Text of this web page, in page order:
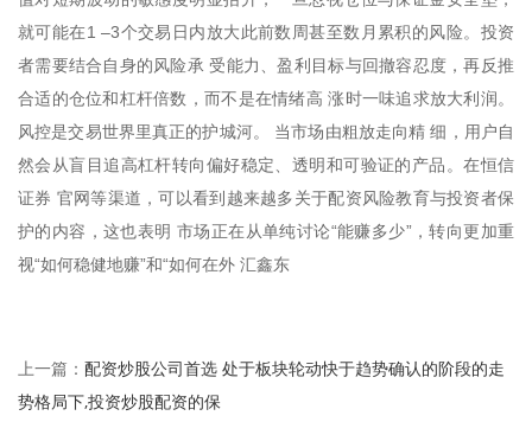
就可能在1 –3个交易日内放大此前数周甚至数月累积的风险。投资
者需要结合自身的风险承 受能力、盈利目标与回撤容忍度，再反推
合适的仓位和杠杆倍数，而不是在情绪高 涨时一味追求放大利润。
风控是交易世界里真正的护城河。 当市场由粗放走向精 细，用户自
然会从盲目追高杠杆转向偏好稳定、透明和可验证的产品。在恒信
证券 官网等渠道，可以看到越来越多关于配资风险教育与投资者保
护的内容，这也表明 市场正在从单纯讨论“能赚多少”，转向更加重
视“如何稳健地赚”和“如何在外 汇鑫东
上一篇： 配资炒股公司首选 处于板块轮动快于趋势确认的阶段的走
势格局下,投资炒股配资的保